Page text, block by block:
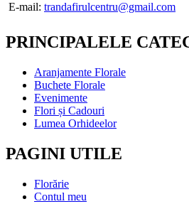
E-mail: trandafirulcentru@gmail.com
PRINCIPALELE
Aranjamente Florale
Buchete Florale
Evenimente
Flori și Cadouri
Lumea Orhideelor
PAGINI UTILE
Florărie
Contul meu